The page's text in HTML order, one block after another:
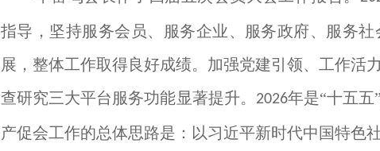
指导，坚持服务会员、服务企业、服务政府、服务
展，整体工作取得良好成绩。加强党建引领、工作活
查研究三大平台服务功能显著提升。
2026年是“十五五
产促会工作的总体思路是：以习近平新时代中国特色